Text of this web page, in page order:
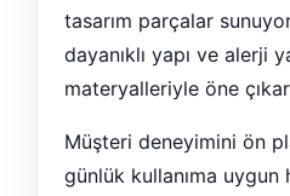
tasarım parçalar
dayanıklı yapı ve alerji
materyalleriyle öne
Müşteri deneyimini ön
günlük kullanıma uygun